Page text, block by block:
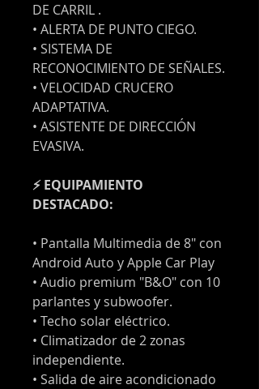
DE CARRIL .
• ALERTA DE PUNTO CIEGO.
• SISTEMA DE
RECONOCIMIENTO DE SEÑALES.
• VELOCIDAD CRUCERO
ADAPTATIVA.
• ASISTENTE DE DIRECCIÓN
EVASIVA.
⚡ EQUIPAMIENTO
DESTACADO:
• Pantalla Multimedia de 8" con
Android Auto y Apple Car Play
• Audio premium "B&O" con 10
parlantes y subwoofer.
• Techo solar eléctrico.
• Climatizador de 2 zonas
independiente.
• Salida de aire acondicionado